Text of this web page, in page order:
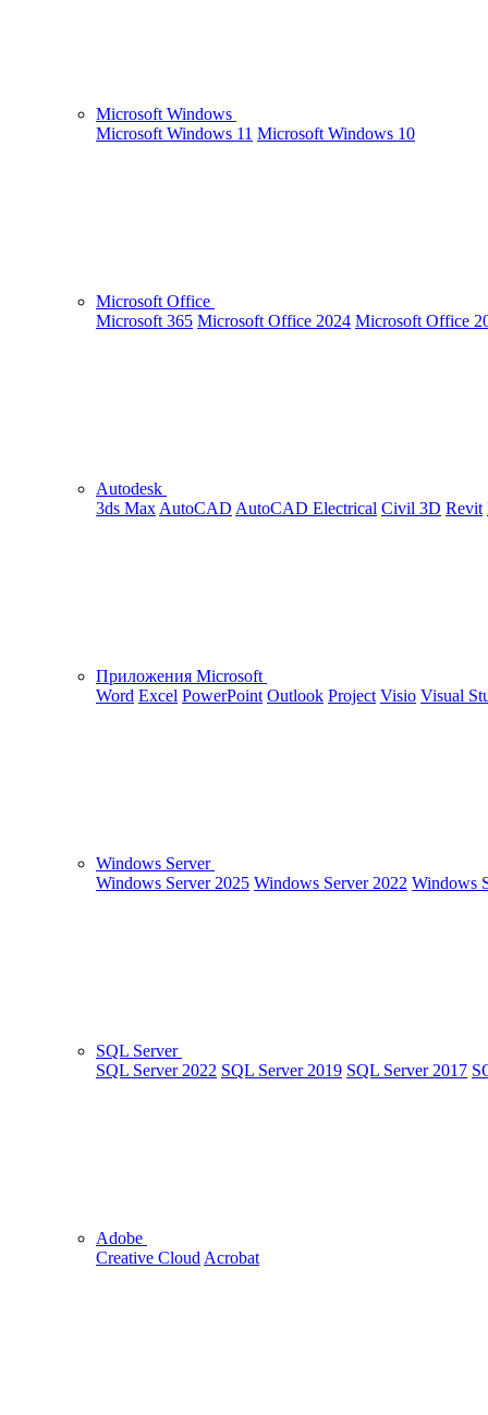
Microsoft Windows
Microsoft Windows 11 Microsoft Windows 10
Microsoft Office
Microsoft 365 Microsoft Office 2024 Microsoft Office
Autodesk
3ds Max AutoCAD AutoCAD Electrical Civil 3D Revit
Приложения Microsoft
Word Excel PowerPoint Outlook Project Visio Visual
Windows Server
Windows Server 2025 Windows Server 2022 Windows
SQL Server
SQL Server 2022 SQL Server 2019 SQL Server 2017
Adobe
Creative Cloud Acrobat